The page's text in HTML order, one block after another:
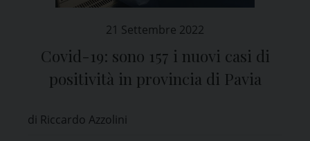
21 Settembre 2022
Covid-19: sono 157 i nuovi casi di
positività in provincia di Pavia
di Riccardo Azzolini